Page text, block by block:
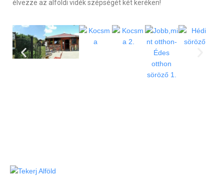
élvezze az alföldi vidék szépségét két keréken!